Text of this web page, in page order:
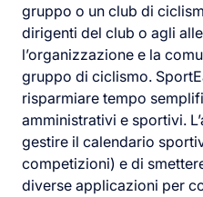
gruppo o un club di
dirigenti del club o agli
l’organizzazione e la
gruppo di ciclismo.
risparmiare tempo
amministrativi e sportivi.
gestire il calendario
competizioni) e di
diverse applicazioni per